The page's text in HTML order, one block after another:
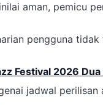
aman, pemicu
pengguna
Festival 2026 Dua
jadwal perilisan